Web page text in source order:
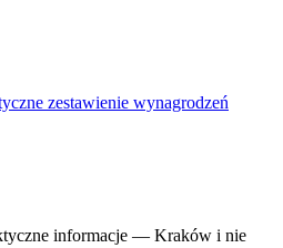
zestawienie wynagrodzeń
informacje — Kraków i nie